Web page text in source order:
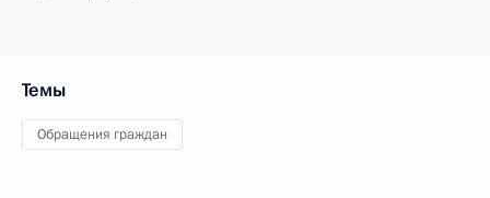
Темы
Обращения граждан